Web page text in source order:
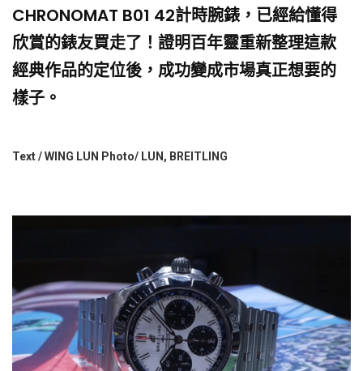
CHRONOMAT B01 42計時腕錶，已經給懂得
欣賞的錶友買走了！證明百年靈重新整理這款
經典作品的定位後，成功變成市場真正想要的
樣子。
Text / WING LUN Photo/ LUN, BREITLING